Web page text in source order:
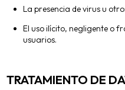
La presencia de virus u
El uso ilícito, negligente o
usuarios.
TRATAMIENTO DE